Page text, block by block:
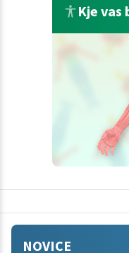
Kje vas
NOVICE